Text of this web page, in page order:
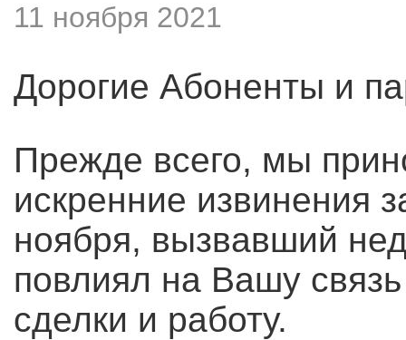
11 ноября 2021
Дорогие Абоненты и
Прежде всего, мы
искренние извинения
ноября, вызвавший
повлиял на Вашу
сделки и работу.